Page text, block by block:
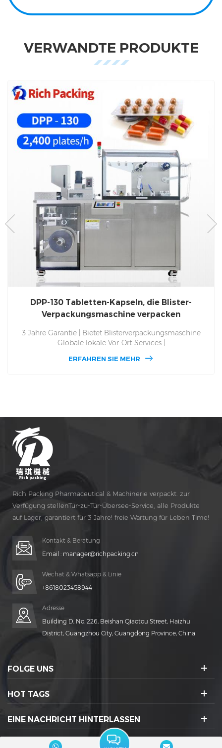
VERWANDTE PRODUKTE
DPP-130 Tabletten-Kapseln, die Blister-
Verpackungsmaschine verpacken
3 Jahre Garantie | Bietet Blisterverpackungsmaschine
Globale lokale Vor-Ort-Services |
kostenlose Wartung und Ersatzteile, DPP 130 Globaler Vor-
ERFAHREN SIE MEHR
Rich Packing Pharmaceutical & Machinerie verpackt. zur
Verfügung stellenTür-zu-Tür-Übersee-Service, alle Produkte
auf Lager, garantiert für 3 Jahre! freie Wartung für Leben Time!
Kontakt & Beratung
Email : manager@richpacking.cn
Wechat & Whatsapp & Linie
+8618023458944
Adresse
Building D, No. 226, Beishan Qiaotou Street, Haizhu
District, Guangzhou City, Guangdong Province, China
FOLGE UNS
HOT TAGS
EINE NACHRICHT HINTERLASSEN
SOZIALE IKONEN :